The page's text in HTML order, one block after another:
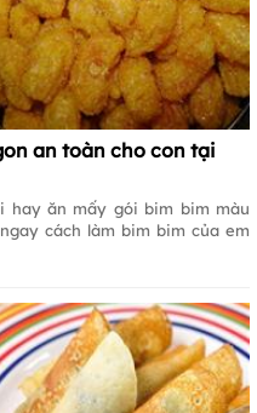
an toàn cho con tại
hay ăn mấy gói bim bim màu
cách làm bim bim của em